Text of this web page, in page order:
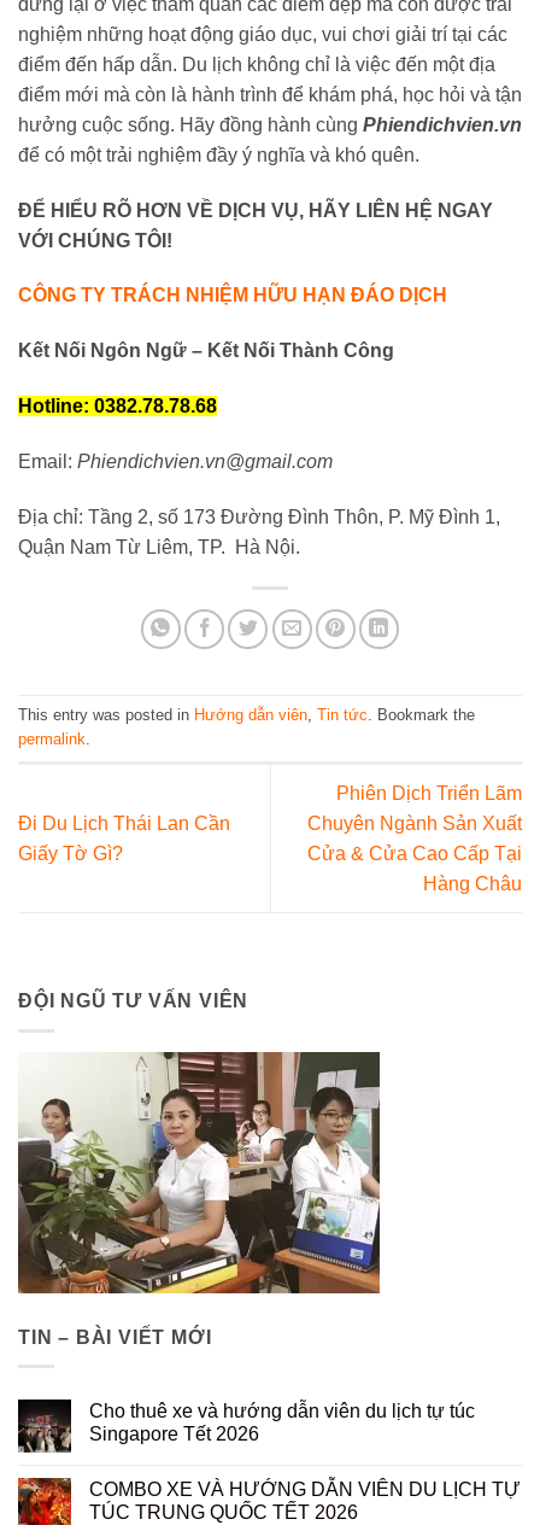
nghiệm những hoạt động giáo dục, vui chơi giải trí tại các
điểm đến hấp dẫn. Du lịch không chỉ là việc đến một địa
điểm mới mà còn là hành trình để khám phá, học hỏi và tận
hưởng cuộc sống. Hãy đồng hành cùng Phiendichvien.vn
để có một trải nghiệm đầy ý nghĩa và khó quên.
ĐỂ HIỂU RÕ HƠN VỀ DỊCH VỤ, HÃY LIÊN HỆ NGAY
VỚI CHÚNG TÔI!
CÔNG TY TRÁCH NHIỆM HỮU HẠN ĐÁO DỊCH
Kết Nối Ngôn Ngữ – Kết Nối Thành Công
Hotline: 0382.78.78.68
Email: Phiendichvien.vn@gmail.com
Địa chỉ: Tầng 2, số 173 Đường Đình Thôn, P. Mỹ Đình 1,
Quận Nam Từ Liêm, TP. Hà Nội.
This entry was posted in Hướng dẫn viên, Tin tức. Bookmark the
permalink.
Đi Du Lịch Thái Lan Cần
Giấy Tờ Gì?
Phiên Dịch Triển Lãm
Chuyên Ngành Sản Xuất
Cửa & Cửa Cao Cấp Tại
Hàng Châu
ĐỘI NGŨ TƯ VẤN VIÊN
TIN – BÀI VIẾT MỚI
Cho thuê xe và hướng dẫn viên du lịch tự túc
Singapore Tết 2026
COMBO XE VÀ HƯỚNG DẪN VIÊN DU LỊCH TỰ
TÚC TRUNG QUỐC TẾT 2026